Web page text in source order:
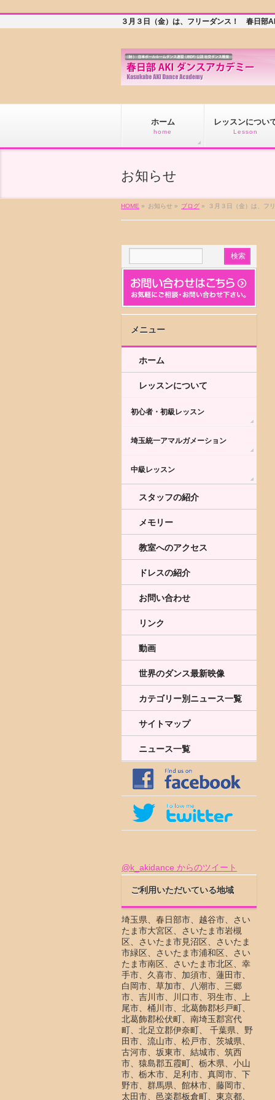
３月３日（金）は、フリーダンス！ 春日部
ホーム
home
レッスンについ
Lesson
お知らせ
HOME » お知らせ » ブログ » ３月３日（金）は、フ
メニュー
ホーム
レッスンについて
初心者・初級レッスン
埼玉統一アマルガメーション
中級レッスン
スタッフの紹介
メモリー
教室へのアクセス
ドレスの紹介
お問い合わせ
リンク
動画
世界のダンス最新映像
カテゴリー別ニュース一覧
サイトマップ
ニュース一覧
@k_akidance からのツイート
ご利用いただいている地域
埼玉県、春日部市、越谷市、さい
たま市大宮区、さいたま市岩槻
区、さいたま市見沼区、さいたま
市緑区、さいたま市浦和区、さい
たま市南区、さいたま市北区、幸
手市、久喜市、加須市、蓮田市、
白岡市、草加市、八潮市、三郷
市、吉川市、川口市、羽生市、上
尾市、桶川市、北葛飾郡杉戸町、
北葛飾郡松伏町、南埼玉郡宮代
町、北足立郡伊奈町、 千葉県、野
田市、流山市、松戸市、茨城県、
古河市、坂東市、結城市、筑西
市、猿島郡五霞町、栃木県、小山
市、栃木市、足利市、真岡市、下
野市、群馬県、館林市、藤岡市、
太田市、邑楽郡板倉町、東京都、